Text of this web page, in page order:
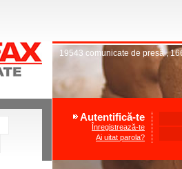
19543 comunicate de presă,
Autentifică-te
Înregistrează-te
Ai uitat parola?